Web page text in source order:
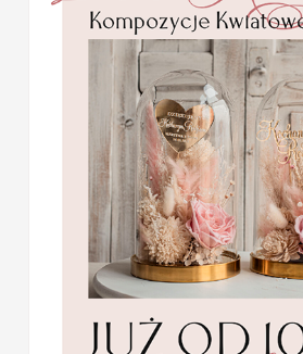
Statuetka pamiątka
Pierwszej Komunii w
personalizowana
opakowanie na pieniądze